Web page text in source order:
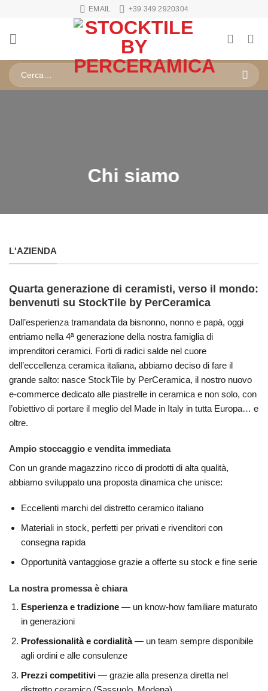
contenuti
EMAIL +39 349 2920304
Cerca:
Chi siamo
L'AZIENDA
Quarta generazione di ceramisti, verso il mondo:
benvenuti su StockTile by PerCeramica
Dall’esperienza tramandata da bisnonno, nonno e papà, oggi
entriamo nella 4ª generazione della nostra famiglia di
imprenditori ceramici. Forti di radici salde nel cuore
dell’eccellenza ceramica italiana, abbiamo deciso di fare il
grande salto: nasce StockTile by PerCeramica, il nostro nuovo
e-commerce dedicato alle piastrelle in ceramica e non solo, con
l’obiettivo di portare il meglio del Made in Italy in tutta Europa… e
oltre.
Ampio stoccaggio e vendita immediata
Con un grande magazzino ricco di prodotti di alta qualità,
abbiamo sviluppato una proposta dinamica che unisce:
Eccellenti marchi del distretto ceramico italiano
Materiali in stock, perfetti per privati e rivenditori con
consegna rapida
Opportunità vantaggiose grazie a offerte su stock e fine serie
La nostra promessa è chiara
Esperienza e tradizione— un know-how familiare maturato
in generazioni
Professionalità e cordialità— un team sempre disponibile
agli ordini e alle consulenze
Prezzi competitivi— grazie alla presenza diretta nel